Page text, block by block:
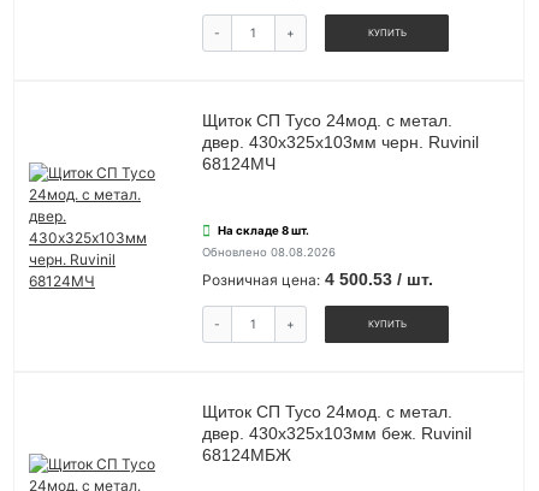
- + КУПИТЬ
Щиток СП Тусо 24мод. с метал.
двер. 430х325х103мм черн. Ruvinil
68124МЧ
На складе 8 шт.
Обновлено 08.08.2026
Розничная цена: 4 500.53 / шт.
- + КУПИТЬ
Щиток СП Тусо 24мод. с метал.
двер. 430х325х103мм беж. Ruvinil
68124МБЖ